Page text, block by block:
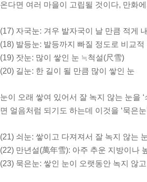
온다면 여러 마을이 고립될 것이다, 만화
(17) 자국눈: 겨우 발자국이 날 만큼 적게
(18) 발등눈: 발등까지 빠질 정도로 비교적
(19) 잣눈: 많이 쌓인 눈 ≒척설(尺雪)
(20) 길눈: 한 길이 될 만큼 많이 쌓인 눈
눈이 오래 쌓여 있어서 잘 녹지 않는 눈을
면 얼음처럼 되기도 하는데 이것을 ‘묵은
(21) 쇠눈: 쌓이고 다져져서 잘 녹지 않는
(22) 만년설(萬年雪): 아주 추운 지방이나
(23) 묵은눈: 쌓인 눈이 오랫동안 녹지 않